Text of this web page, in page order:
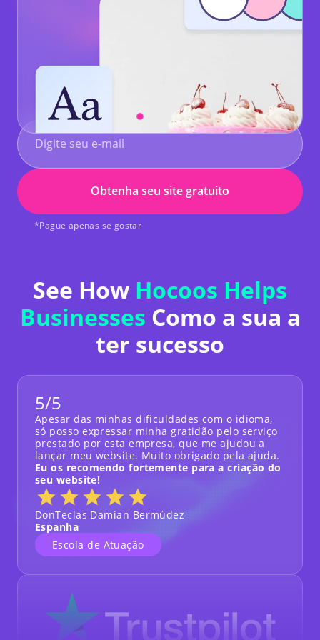
Obtenha seu site gratuito
*Pague apenas se gostar
See How Hocoos Helps
Businesses Como a sua a
ter sucesso
5/5
Apesar das minhas dificuldades com o idioma,
só posso expressar minha gratidão pelo serviço
prestado por esta empresa, que me ajudou a
lançar meu website. Muito obrigado pela ajuda.
Eu os recomendo fortemente para a criação do
seu website!
DonTeclas Damian Bermúdez
Espanha
Escola de Atuação